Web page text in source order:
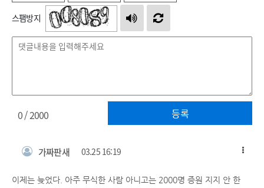
스팸방지
등록
0/ 2000
가짜판새 03.25 16:19
이제는 늦었다. 아주 무식한 사람 아니고는 2000명 증원 지지 안 한